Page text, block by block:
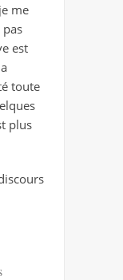
me
pas
est
toute
plus